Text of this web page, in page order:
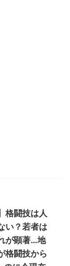
格闘技は人
い？若者は
が顕著…地
格闘技から